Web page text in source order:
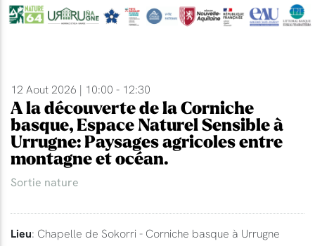
12 Aout 2026 | 10:00 - 12:30
A la découverte de la Corniche
basque, Espace Naturel Sensible à
Urrugne: Paysages agricoles entre
montagne et océan.
Sortie nature
Lieu: Chapelle de Sokorri - Corniche basque à Urrugne